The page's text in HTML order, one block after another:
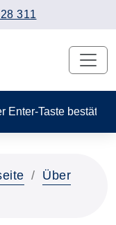
311
Enter-Taste
Über